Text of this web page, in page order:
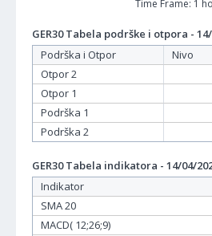
Time Frame: 1
GER30 Tabela podrške i otpora -
Podrška i Otpor
Nivo
Otpor 2
Otpor 1
Podrška 1
Podrška 2
GER30 Tabela indikatora - 14/04/
Indikator
SMA 20
MACD( 12;26;9)